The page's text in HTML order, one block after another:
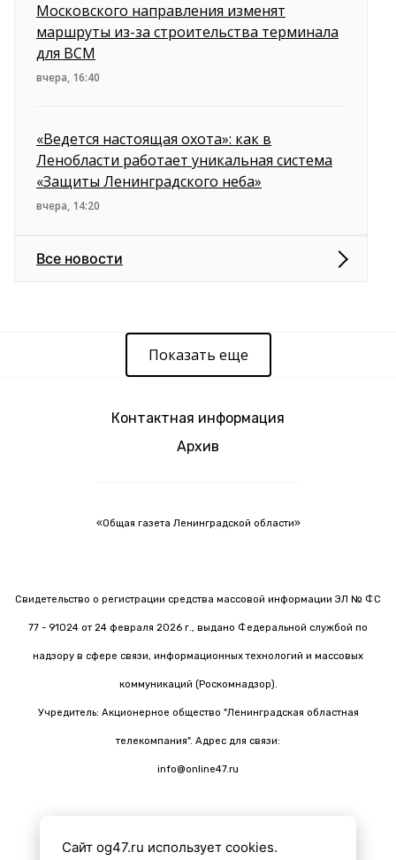
Московского направления изменят
маршруты из-за строительства терминала
для ВСМ
вчера, 16:40
«Ведется настоящая охота»: как в
Ленобласти работает уникальная система
«Защиты Ленинградского неба»
вчера, 14:20
Все новости
Показать еще
Контактная информация
Архив
«Общая газета Ленинградской области»
Свидетельство о регистрации средства массовой информации ЭЛ № ФС
77 - 91024 от 24 февраля 2026 г., выдано Федеральной службой по
надзору в сфере связи, информационных технологий и массовых
коммуникаций (Роскомнадзор).
Учредитель: Акционерное общество "Ленинградская областная
телекомпания". Адрес для связи:
info@online47.ru
Все материалы на сайте подготовлены с помощью ИИ
Сайт og47.ru использует cookies.